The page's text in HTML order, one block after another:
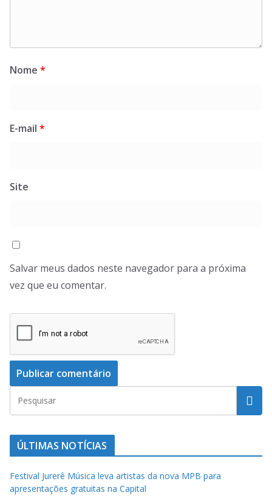
Nome *
E-mail *
Site
Salvar meus dados neste navegador para a próxima
vez que eu comentar.
ÚLTIMAS NOTÍCIAS
Festival Jurerê Música leva artistas da nova MPB para
apresentações gratuitas na Capital